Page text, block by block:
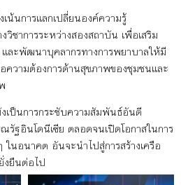
น้นการแลกเปลี่ยนองค์ความรู้
ชาการระหว่างสองสถาบัน เพื่อเสริม
และพัฒนาบุคลากรทางการพยาบาลให้มี
วามต้องการด้านสุขภาพของชุมชนและ
เป็นการกระชับความสัมพันธ์อันดี
รัฐอินโดนีเซีย ตลอดจนเปิดโอกาสในการ
อนาคต อันจะนำไปสู่การสร้างเครือ
งยืนต่อไป